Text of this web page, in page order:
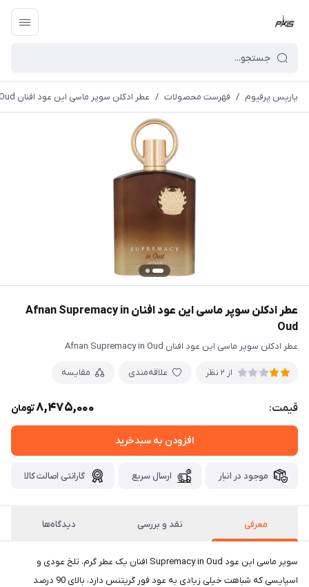
پاریس پرفیوم / فهرست محصولات / عطر ادکلن سوپر ماسی این عود افنان Afnan Supremacy in Oud
عطر ادکلن سوپر ماسی این عود افنان Afnan Supremacy in
Oud
عطر ادکلن سوپر ماسی این عود افنان Afnan Supremacy in Oud
از 2 نظر علاقه‌مندی مقایسه
قیمت: 8,475,000تومان
افزودن به سبدخرید
موجود در انبار ارسال سریع گارانتی اصالت کالا
معرفی نقد و بررسی دیدگاه‌ها
سوپر ماسی این عود Supremacy in Oud افنان یک عطر گرم، تلخ عودی و
اسپایسی که شباهت خیلی زیادی به عود فور گریتنس دارد، بالای 90 درصد